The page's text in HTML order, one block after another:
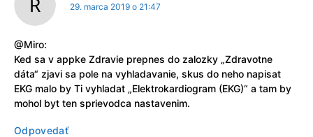
29. marca 2019 o 21:47
@Miro:
Ked sa v appke Zdravie prepnes do zalozky „Zdravotne
dáta“ zjavi sa pole na vyhladavanie, skus do neho napisat
EKG malo by Ti vyhladat „Elektrokardiogram (EKG)“ a tam by
mohol byt ten sprievodca nastavenim.
Odpovedať